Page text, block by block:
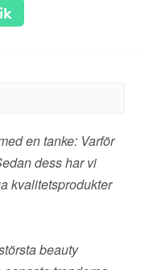
en tanke: Varför
dess har vi
kvalitetsprodukter
beauty